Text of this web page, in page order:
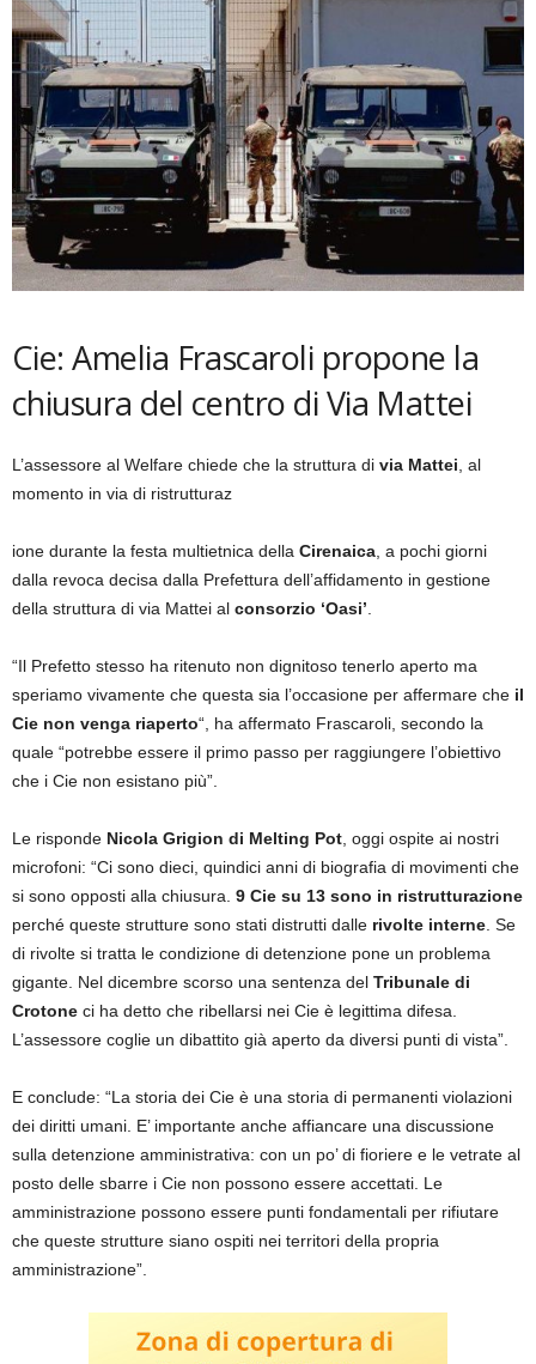
Cie: Amelia Frascaroli propone la
chiusura del centro di Via Mattei
L’assessore al Welfare chiede che la struttura di via Mattei , al
momento in via di ristrutturaz
ione durante la festa multietnica della Cirenaica , a pochi giorni
dalla revoca decisa dalla Prefettura dell’affidamento in gestione
della struttura di via Mattei al consorzio ‘Oasi’
“Il Prefetto stesso ha ritenuto non dignitoso tenerlo aperto ma
speriamo vivamente che questa sia l’occasione per affermare che il
Cie non venga riaperto“, ha affermato Frascaroli, secondo la
quale “potrebbe essere il primo passo per raggiungere l’obiettivo
che i Cie non esistano più”.
Le risponde Nicola Grigion di Melting Pot , oggi ospite ai nostri
microfoni: “Ci sono dieci, quindici anni di biografia di movimenti che
si sono opposti alla chiusura. 9 Cie su 13 sono in ristrutturazione
perché queste strutture sono stati distrutti dalle rivolte interne . Se
di rivolte si tratta le condizione di detenzione pone un problema
gigante. Nel dicembre scorso una sentenza del Tribunale di
Crotone ci ha detto che ribellarsi nei Cie è legittima difesa.
L’assessore coglie un dibattito già aperto da diversi punti di vista”.
E conclude: “La storia dei Cie è una storia di permanenti violazioni
dei diritti umani. E’ importante anche affiancare una discussione
sulla detenzione amministrativa: con un po’ di fioriere e le vetrate al
posto delle sbarre i Cie non possono essere accettati. Le
amministrazione possono essere punti fondamentali per rifiutare
che queste strutture siano ospiti nei territori della propria
amministrazione”.